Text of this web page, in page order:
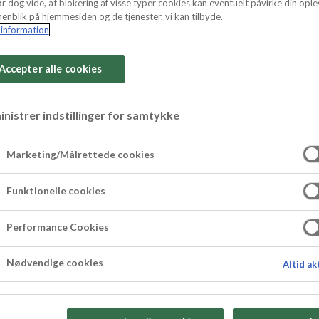
bagt
superlækre konfektpomfritter af Marcipan
efterfølgende dyppet i smeltet mørk overtræk
chewy og sprød, samtidig med at
da opskriften både er nem og sjov, og
dog vide, at blokering af visse typer cookies kan eventuelt påvirke din
på hjemmesiden og de tjenester, vi kan tilbyde.
alle cookies
indstillinger for samtykke
Marketing/Målrettede cookies
Funktionelle cookies
Performance Cookies
Nødvendige cookies Altid